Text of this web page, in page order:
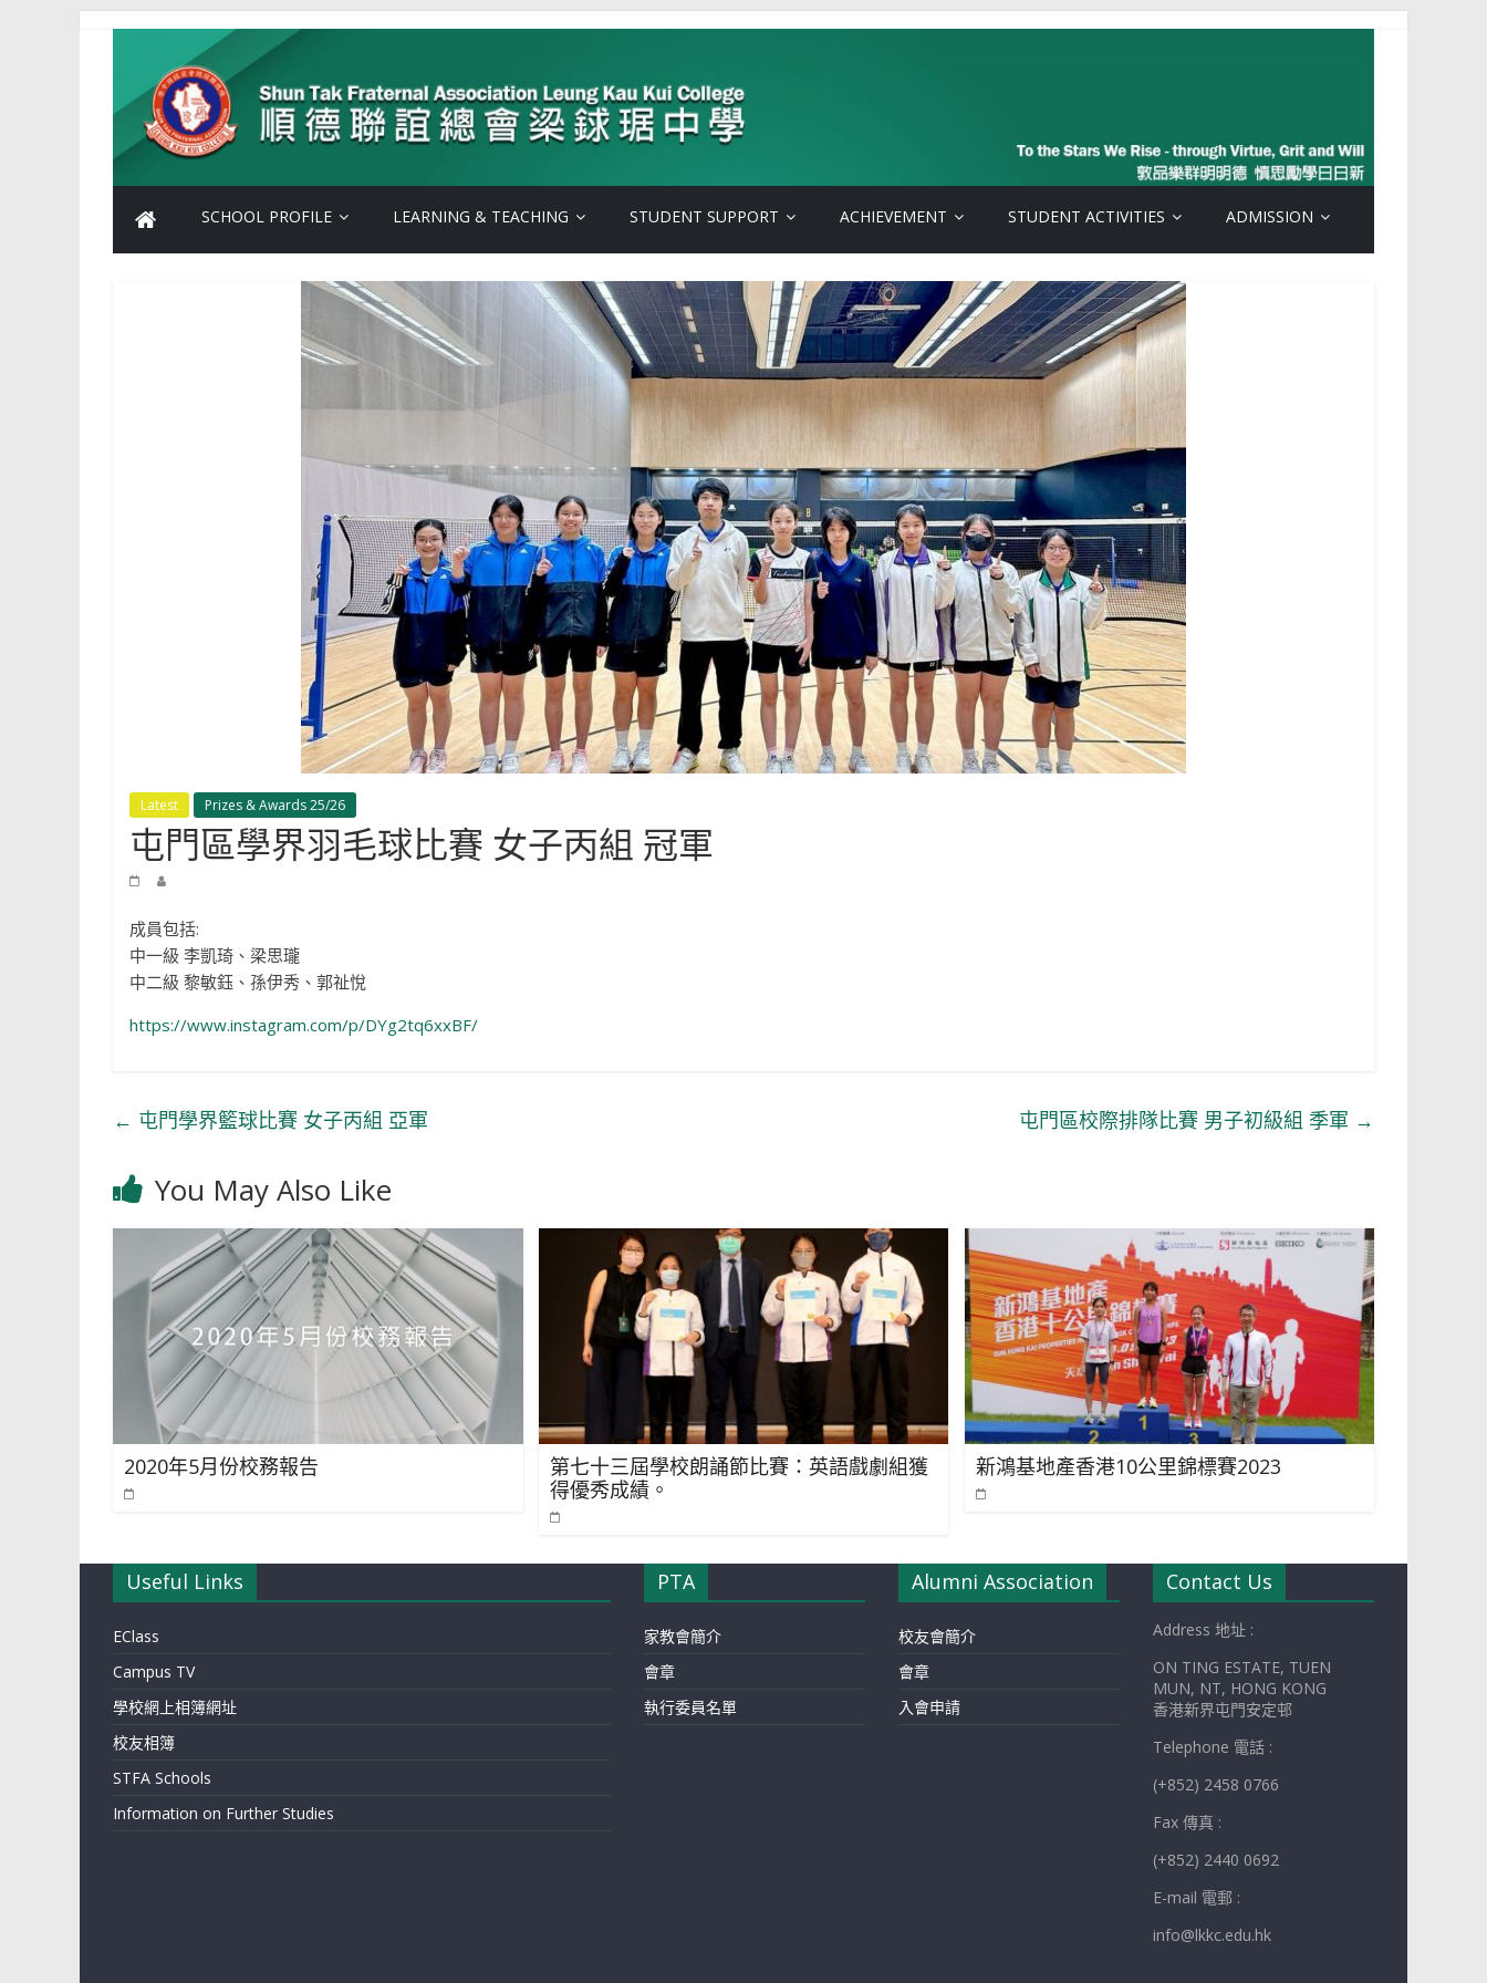
Skip
Shun
Tak
Fraternal
Association
SCHOOL PROFILE LEARNING & TEACHING STUDENT SUPPORT ACHIEVEMENT STUDENT ACTIVITIES ADMISSION
Latest Prizes & Awards 25/26
屯門區學界羽毛球比賽 女子丙組 冠軍
成員包括:
中一級 李凱琦、梁思瓏
中二級 黎敏鈺、孫伊秀、郭祉悅
https://www.instagram.com/p/DYg2tq6xxBF/
← 屯門學界籃球比賽 女子丙組 亞軍 屯門區校際排隊比賽 男子初級組 季軍 →
You May Also Like
2020年5月份校務報告
第七十三屆學校朗誦節比賽：英語戲劇組獲
得優秀成績。
新鴻基地產香港10公里錦標賽2023
Useful Links
EClass
Campus TV
學校網上相簿網址
校友相簿
STFA Schools
Information on Further Studies
PTA
家教會簡介
會章
執行委員名單
Alumni Association
校友會簡介
會章
入會申請
Contact Us
Address 地址 :
ON TING ESTATE, TUEN
MUN, NT, HONG KONG
香港新界屯門安定邨
Telephone 電話 :
(+852) 2458 0766
Fax 傳真 :
(+852) 2440 0692
E-mail 電郵 :
info@lkkc.edu.hk